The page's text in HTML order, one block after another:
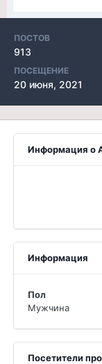
ПОСТОВ
913
ПОСЕЩЕНИЕ
20 июня, 2021
Информация о
Информация
Пол
Мужчина
Посетители